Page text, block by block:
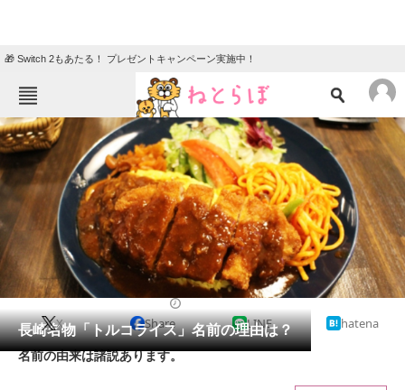
🎁 Switch 2もあたる！ プレゼントキャンペーン実施中！
ねとらぼメニュー
TOP ニュース
エンタメ クイズ
グルメ 地域
住まい 教育・育児
動物 リサーチ
会員記事
長崎名物「トルコライス」名前の理由は？
X Share LINE hatena
名前の由来は諸説あります。